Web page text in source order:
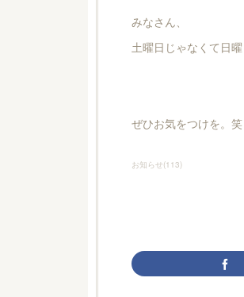
みなさん、
土曜日じゃなくて日
ぜひお気をつけを。笑
お知らせ(113)